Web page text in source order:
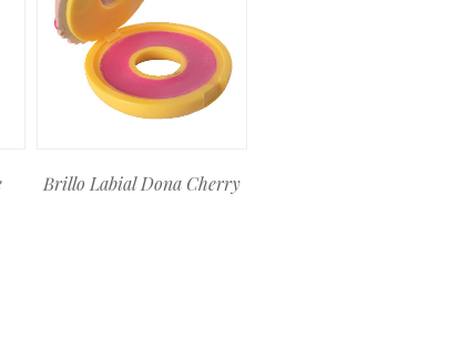
Brillo Labial Dona Cherry